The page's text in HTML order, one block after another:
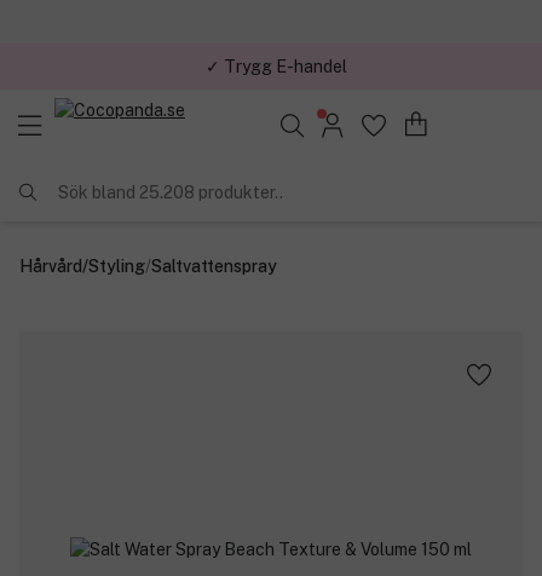
✓ Trygg E-handel
Sök bland 25.208 produkter..
Hårvård/Styling/Saltvattenspray